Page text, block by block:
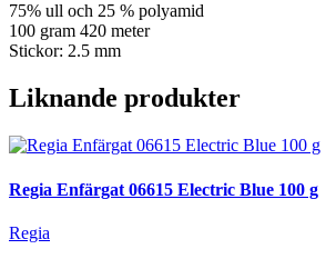
75% ull och 25 % polyamid
100 gram 420 meter
Stickor: 2.5 mm
Liknande produkter
Regia Enfärgat 06615 Electric Blue 100 g
Regia